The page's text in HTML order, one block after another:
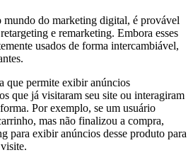
mundo do marketing digital, é provável
e remarketing. Embora esses
usados ​​de forma intercambiável,
que permite exibir anúncios
que já visitaram seu site ou interagiram
Por exemplo, se um usuário
mas não finalizou a compra,
para exibir anúncios desse produto para